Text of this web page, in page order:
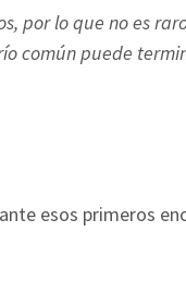
por lo que no es
común puede
esos primeros